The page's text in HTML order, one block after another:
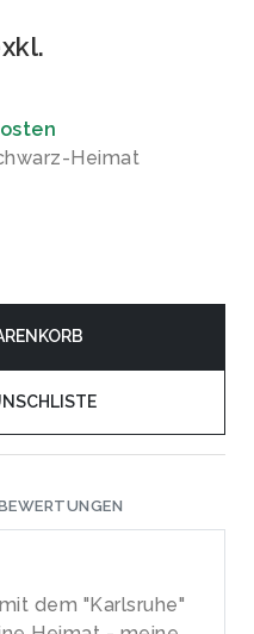
Heimat
dem "Karlsruhe"